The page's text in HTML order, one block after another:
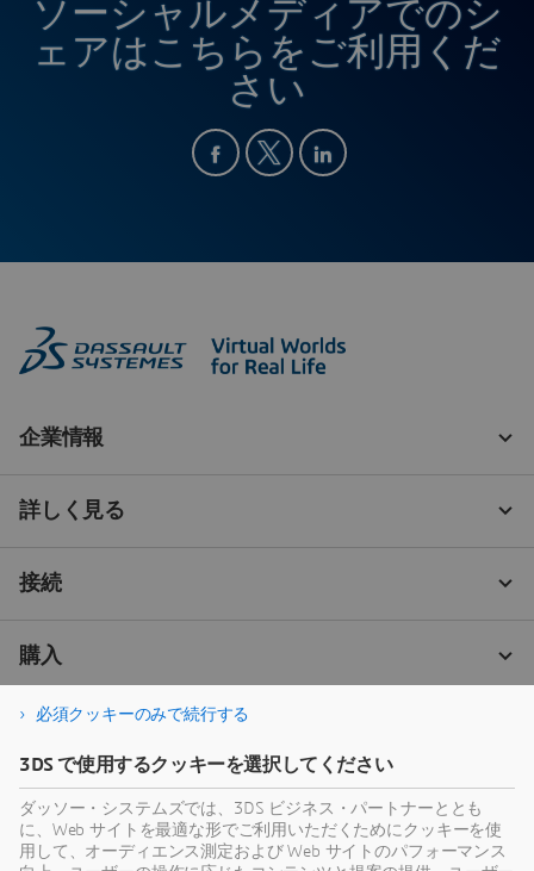
ソーシャルメディアでのシ
ェアはこちらをご利用くだ
さい
必須クッキーのみで続行する
3DS で使用するクッキーを選択してください
ダッソー・システムズでは、3DS ビジネス・パートナーととも
に、Web サイトを最適な形でご利用いただくためにクッキーを使
用して、オーディエンス測定および Web サイトのパフォーマンス